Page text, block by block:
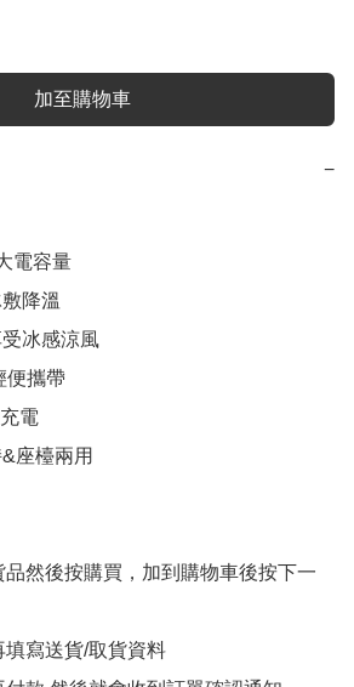
加至購物車
−
電容量
降溫
冰感涼風
便攜帶
電
座檯兩用
然後按購買，加到購物車後按下一
寫送貨/取貨資料